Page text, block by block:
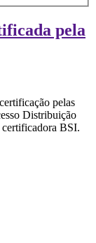
pela
pelas
Distribuição
certificadora BSI.